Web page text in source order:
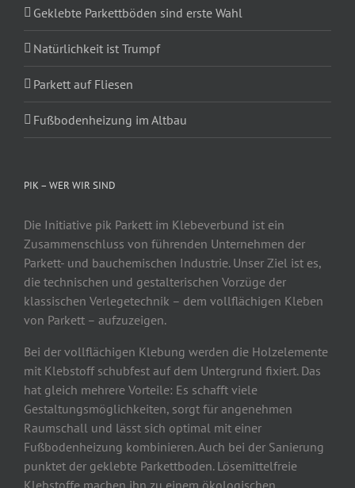
Geklebte Parkettböden sind erste Wahl
Natürlichkeit ist Trumpf
Parkett auf Fliesen
Fußbodenheizung im Altbau
PIK – WER WIR SIND
Die Initiative pik Parkett im Klebeverbund ist ein
Zusammenschluss von führenden Unternehmen der
Parkett- und bauchemischen Industrie. Unser Ziel ist es,
die technischen und gestalterischen Vorzüge der
klassischen Verlegetechnik – dem vollflächigen Kleben
von Parkett – aufzuzeigen.
Bei der vollflächigen Klebung werden die Holzelemente
mit Klebstoff schubfest auf dem Untergrund fixiert. Das
hat gleich mehrere Vorteile: Es schafft viele
Gestaltungsmöglichkeiten, sorgt für angenehmen
Raumschall und lässt sich optimal mit einer
Fußbodenheizung kombinieren. Auch bei der Sanierung
punktet der geklebte Parkettboden. Lösemittelfreie